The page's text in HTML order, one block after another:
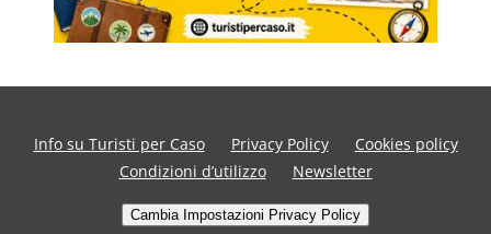
Info su Turisti per Caso Privacy Policy
Cookies policy
Condizioni d’utilizzo
Newsletter
Cambia Impostazioni Privacy Policy